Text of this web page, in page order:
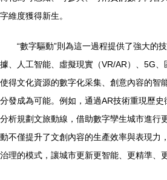
字維度獲得新生。
“數字驅動”則為這一過程提供了強大的
據、人工智能、虛擬現實（VR/AR）、5G、
使得文化資源的數字化采集、創意內容的智
分發成為可能。例如，通過AR技術重現歷
分析規劃文旅動線，借助數字孿生城市進行
動不僅提升了文創內容的生產效率與表現力
治理的模式，讓城市更新更智能、更精準、